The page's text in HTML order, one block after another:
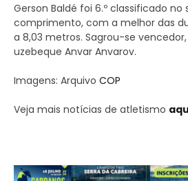
Gerson Baldé foi 6.º classificado no
comprimento, com a melhor das
a 8,03 metros. Sagrou-se
uzebeque Anvar Anvarov.
Imagens: Arquivo COP
Veja mais notícias de atletismo